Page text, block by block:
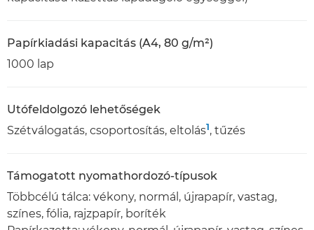
Papírkiadási kapacitás (A4, 80 g/m²)
1000 lap
Utófeldolgozó lehetőségek
Szétválogatás, csoportosítás, eltolás1, tűzés
Támogatott nyomathordozó-típusok
Többcélú tálca: vékony, normál, újrapapír, vastag,
színes, fólia, rajzpapír, boríték